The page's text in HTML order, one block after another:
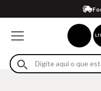
Em até